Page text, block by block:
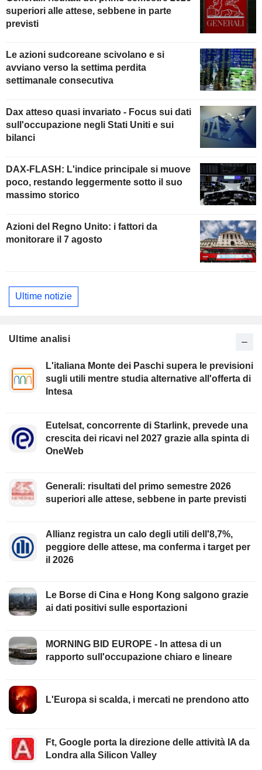
superiori alle attese, sebbene in parte
previsti
Le azioni sudcoreane scivolano e si
avviano verso la settima perdita
settimanale consecutiva
Dax atteso quasi invariato - Focus sui dati
sull'occupazione negli Stati Uniti e sui
bilanci
DAX-FLASH: L'indice principale si muove
poco, restando leggermente sotto il suo
massimo storico
Azioni del Regno Unito: i fattori da
monitorare il 7 agosto
Ultime notizie
Ultime analisi
L'italiana Monte dei Paschi supera le previsioni
sugli utili mentre studia alternative all'offerta di
Intesa
Eutelsat, concorrente di Starlink, prevede una
crescita dei ricavi nel 2027 grazie alla spinta di
OneWeb
Generali: risultati del primo semestre 2026
superiori alle attese, sebbene in parte previsti
Allianz registra un calo degli utili dell'8,7%,
peggiore delle attese, ma conferma i target per
il 2026
Le Borse di Cina e Hong Kong salgono grazie
ai dati positivi sulle esportazioni
MORNING BID EUROPE - In attesa di un
rapporto sull'occupazione chiaro e lineare
L'Europa si scalda, i mercati ne prendono atto
Ft, Google porta la direzione delle attività IA da
Londra alla Silicon Valley